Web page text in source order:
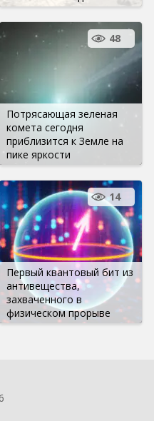
Потрясающая зеленая
комета сегодня
приблизится к Земле на
пике яркости
48
Первый квантовый бит из
антивещества,
захваченного в
физическом прорыве
14